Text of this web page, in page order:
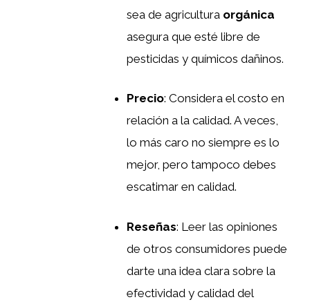
sea de agricultura orgánica
asegura que esté libre de
pesticidas y químicos dañinos.
Precio: Considera el costo en
relación a la calidad. A veces,
lo más caro no siempre es lo
mejor, pero tampoco debes
escatimar en calidad.
Reseñas: Leer las opiniones
de otros consumidores puede
darte una idea clara sobre la
efectividad y calidad del